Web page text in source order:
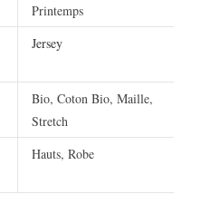
Printemps
Jersey
Bio, Coton Bio, Maille,
Stretch
Hauts, Robe